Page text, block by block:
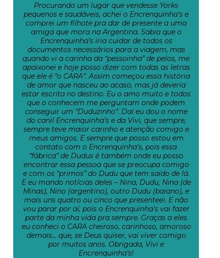
Procurando um lugar que vendesse Yorks
pequenos e saudáveis, achei o Encrenquinha’s e
comprei um filhote pra dar de presente a uma
amiga que mora na Argentina. Sabia que o
Encrenquinha’s iria cuidar de todos os
documentos necessários para a viagem, mas
quando vi a carinha da “pessoinha” de pelos, me
apaixonei e hoje posso dizer com todas as letras
que ele é “o CARA”. Assim começou essa história
de amor que nasceu ao acaso, mas já deveria
estar escrita no destino. Eu o amo muito e todos
que o conhecem me perguntam onde podem
conseguir um “Duduzinho”. Daí eu dou o nome
do canil Encrenquinha’s e da Vivi, que sempre,
sempre teve maior carinho e atenção comigo e
meus amigos. E sempre que posso estou em
contato com o Encrenquinha’s, pois essa
“fábrica” de Dudus é também onde eu posso
encontrar essa pessoa que se preocupa comigo
e com os “primos” do Dudu que tem saído de lá.
E eu mando notícias deles – Nina, Dudu, Nina (de
Minas), Nino (argentino), outro Dudu (baiano), e
mais uns quatro ou cinco que presenteei. E não
vou parar por aí, pois o Encrenquinha’s vai fazer
parte da minha vida pra sempre. Graças a eles
eu conheci o CARA cheiroso, carinhoso, amoroso
demais… que, se Deus quiser, vai viver comigo
por muitos anos. Obrigada, Vivi e
Encrenquinha’s!